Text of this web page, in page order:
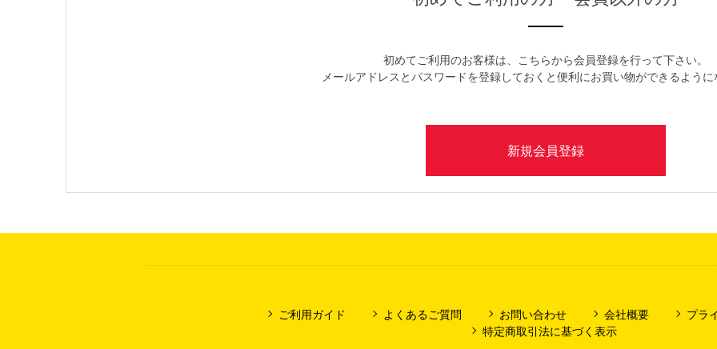
初めてご利用のお客様は、こちらから会員登録を行って下さい。
メールアドレスとパスワードを登録しておくと便利にお買い物ができるよう
ご利用ガイド よくあるご質問 お問い合わせ 会社概要
プラ
特定商取引法に基づく表示